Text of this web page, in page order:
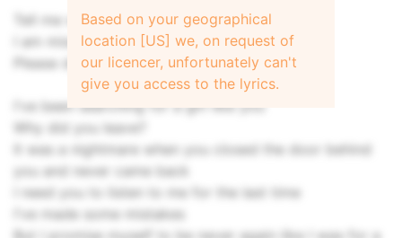
Tell me why are you saying goodbye
I am missing you already
Please don't leave
I've been searching for a girl like you
Why did you leave?
It was a nightmare when you closed the door behind
you and never came back
I need you to listen to me for the last time
I've made some mistakes
Based on your geographical
location [US] we, on request of
our licencer, unfortunately can't
give you access to the lyrics.